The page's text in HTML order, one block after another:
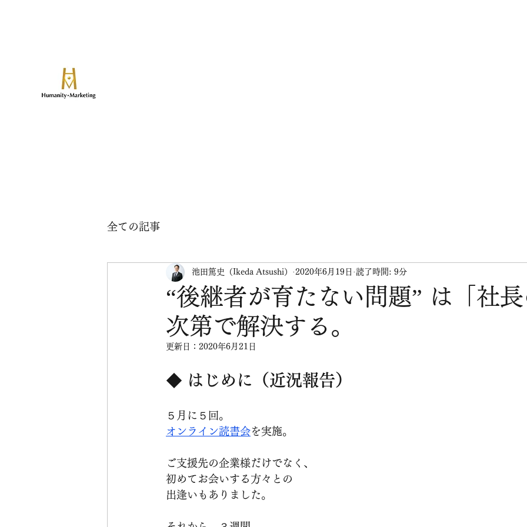
全ての記事
“後継者が育たない問題” は「社
次第で解決する。
池田篤史（Ikeda Atsushi） 2020年6月19日 読了時間: 9分
更新日： 2020年6月21日
◆ はじめに（近況報告）
５月に５回。
オンライン読書会を実施。
ご支援先の企業様だけでなく、
初めてお会いする方々との
出逢いもありました。